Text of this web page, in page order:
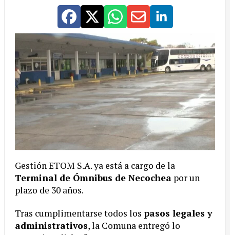
Gestión ETOM S.A. ya está a cargo de la
Terminal de Ómnibus de Necochea por un
plazo de 30 años.
Tras cumplimentarse todos los pasos legales y
administrativos, la Comuna entregó lo